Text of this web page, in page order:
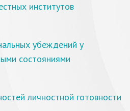
институтов
убеждений у
состояниями
личностной готовности